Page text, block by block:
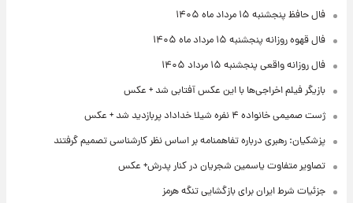
فال حافظ پنجشنبه ۱۵ مرداد ماه ۱۴۰۵
فال قهوه روزانه پنجشنبه ۱۵ مرداد ماه ۱۴۰۵
فال روزانه واقعی پنجشنبه ۱۵ مرداد ۱۴۰۵
بازیگر فیلم اخراجی‌ها با این عکس آفتابی شد + عکس
ژست صمیمی خانواده ۴ نفره شیلا خداداد پربازدید شد + عکس
پزشکیان: رهبری درباره تفاهمنامه بر اساس نظر کارشناسی تصمیم گرفتند
تصاویر متفاوت یاسمین شجریان در کنار پدرش+ عکس
جزئیات شرط ایران برای بازگشایی تنگه هرمز